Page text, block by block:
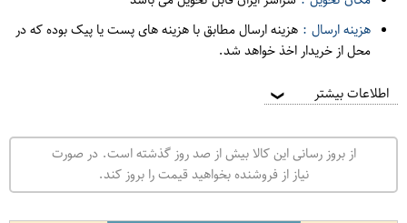
هزینه ارسال : هزینه ارسال مطابق با هزینه های پست یا پیک بوده که در
محل از خریدار اخذ خواهد شد.
اطلاعات بیشتر ❯
از بروز رسانی این کالا بیش از صد روز گذشته است. در صورت
نیاز از فروشنده بخواهید قیمت را بروز کند.